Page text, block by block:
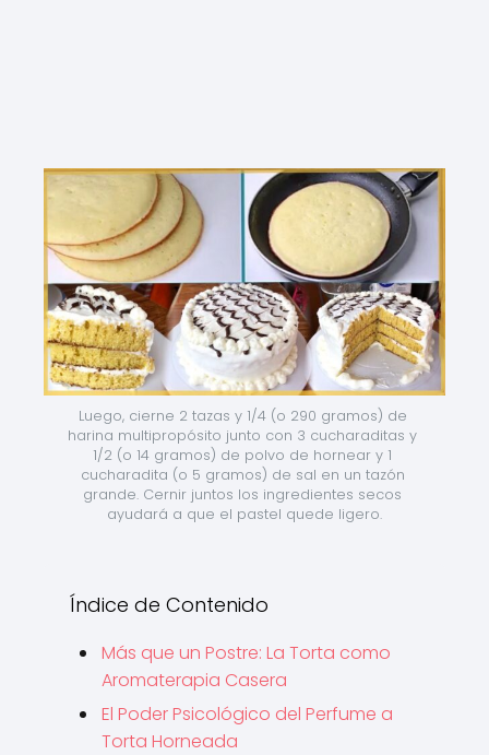
Luego, cierne 2 tazas y 1/4 (o 290 gramos) de
harina multipropósito junto con 3 cucharaditas y
1/2 (o 14 gramos) de polvo de hornear y 1
cucharadita (o 5 gramos) de sal en un tazón
grande. Cernir juntos los ingredientes secos
ayudará a que el pastel quede ligero.
Índice de Contenido
Más que un Postre: La Torta como
Aromaterapia Casera
El Poder Psicológico del Perfume a
Torta Horneada